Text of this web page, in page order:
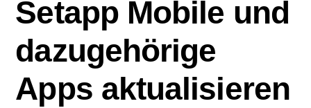
Setapp Mobile Abotarife
Setapp Mobile installieren
Setapp Mobile und dazugehörige Apps
Setapp Mobile und
dazugehörige
Apps aktualisieren